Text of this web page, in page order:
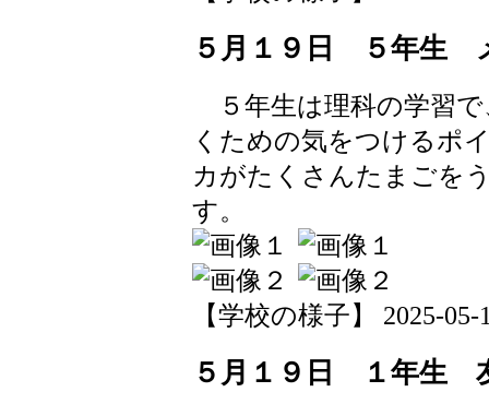
５月１９日 ５年生
５年生は理科の学習
くための気をつけるポ
カがたくさんたまごを
す。
【学校の様子】 2025-05-
５月１９日 １年生